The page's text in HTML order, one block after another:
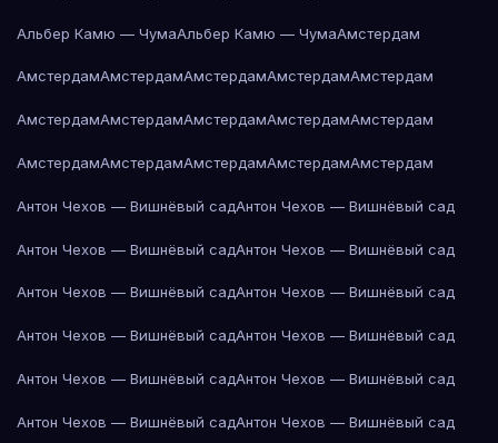
Альбер Камю — ЧумаАльбер Камю — ЧумаАмстердам
АмстердамАмстердамАмстердамАмстердамАмстердам
АмстердамАмстердамАмстердамАмстердамАмстердам
АмстердамАмстердамАмстердамАмстердамАмстердам
Антон Чехов — Вишнёвый садАнтон Чехов — Вишнёвый сад
Антон Чехов — Вишнёвый садАнтон Чехов — Вишнёвый сад
Антон Чехов — Вишнёвый садАнтон Чехов — Вишнёвый сад
Антон Чехов — Вишнёвый садАнтон Чехов — Вишнёвый сад
Антон Чехов — Вишнёвый садАнтон Чехов — Вишнёвый сад
Антон Чехов — Вишнёвый садАнтон Чехов — Вишнёвый сад